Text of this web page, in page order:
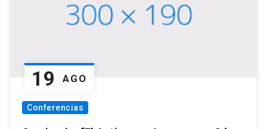
19 AGO
Conferencias